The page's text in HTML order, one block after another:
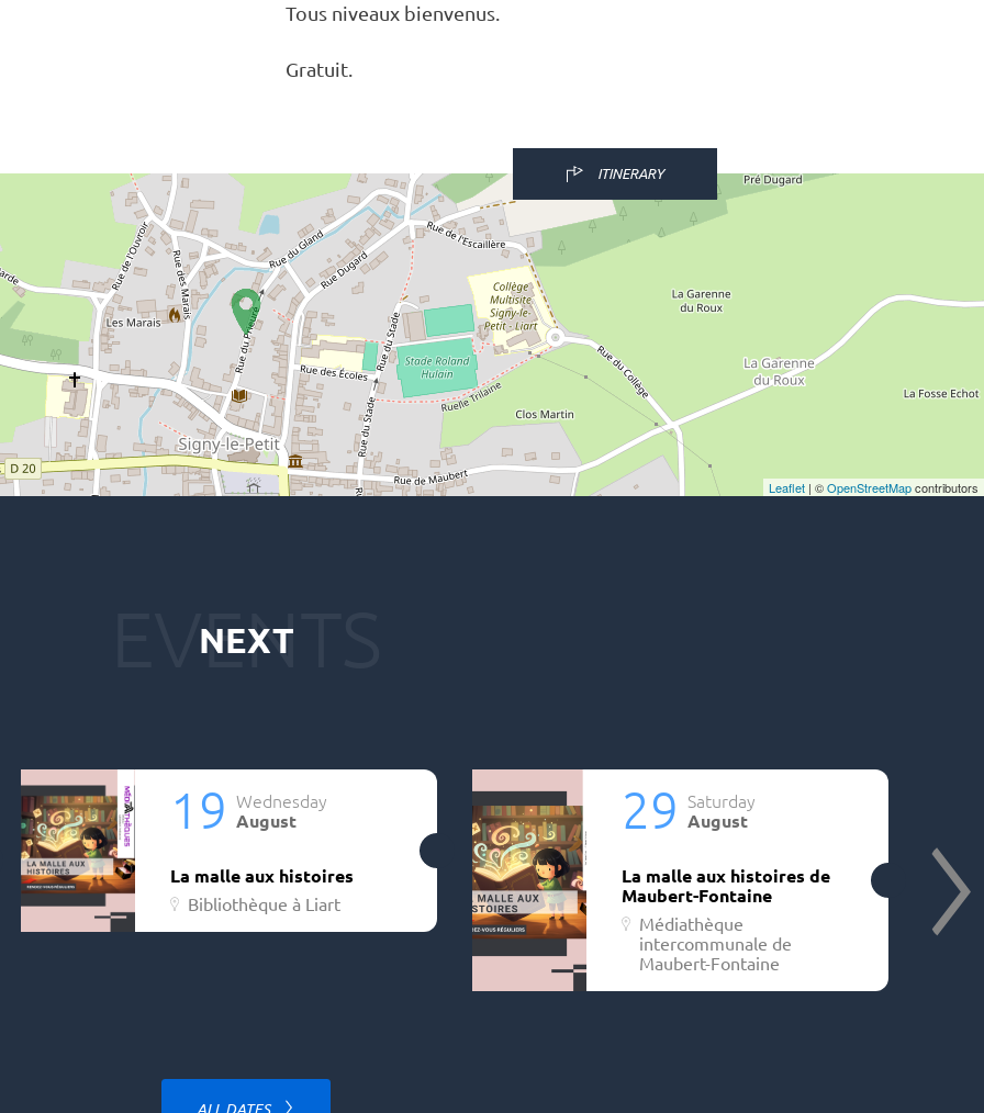
Tous niveaux bien­ve­nus.
Gratuit.
ITINERARY
Leaflet | ©OpenStreetMapcontributors
NEXT
La malle aux histoires
Bibliothèque à Liart
Wednesday
19 August
La malle aux histoires de
Maubert-Fontaine
Médiathèque
intercommunale de
Maubert-Fontaine
Saturday
29 August
ALL DATES